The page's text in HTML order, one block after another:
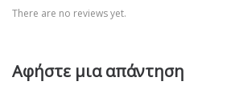
There are no reviews yet.
Αφήστε μια απάντηση